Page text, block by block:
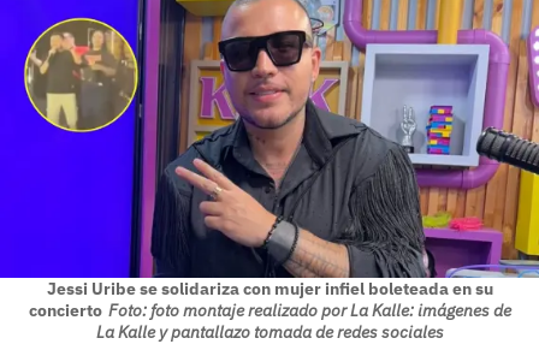
Jessi Uribe se solidariza con mujer infiel boleteada en su
concierto Foto: foto montaje realizado por La Kalle: imágenes de
La Kalle y pantallazo tomada de redes sociales